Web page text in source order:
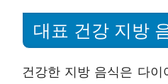
대표 건강 지방
건강한 지방 음식은 다